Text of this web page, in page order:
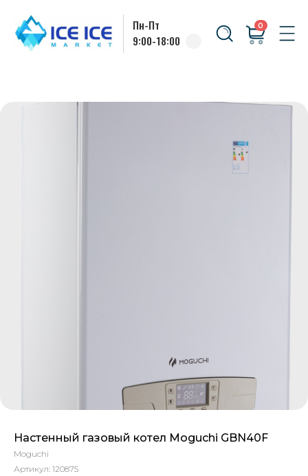
9:00-18:00
Настенный газовый котел Moguchi GBN40F
Moguchi
Артикул: 120875